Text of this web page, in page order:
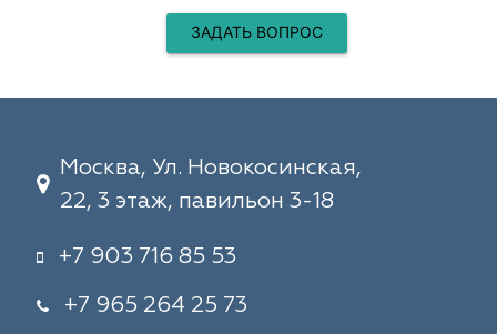
Москва, Ул. Новокосинская,
22, 3 этаж, павильон 3-18
+7 903 716 85 53
+7 965 264 25 73